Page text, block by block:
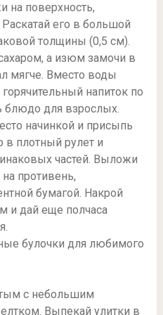
на поверхность,
его в большой
толщины (0,5 см).
а изюм замочи в
мягче. Вместо воды
напиток по
блюдо для взрослых.
начинкой и присыпь
в плотный рулет и
частей. Выложи
противень,
бумагой. Накрой
и дай еще полчаса
с небольшим
Выпекай улитки в